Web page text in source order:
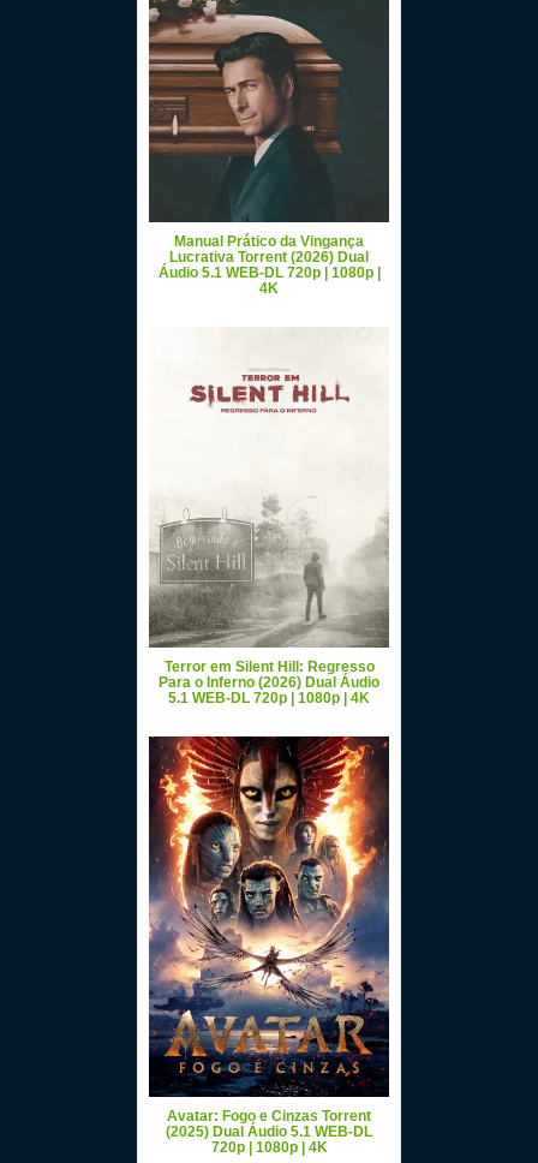
Manual Prático da Vingança
Lucrativa Torrent (2026) Dual
Áudio 5.1 WEB-DL 720p | 1080p |
4K
Terror em Silent Hill: Regresso
Para o Inferno (2026) Dual Áudio
5.1 WEB-DL 720p | 1080p | 4K
Avatar: Fogo e Cinzas Torrent
(2025) Dual Áudio 5.1 WEB-DL
720p | 1080p | 4K